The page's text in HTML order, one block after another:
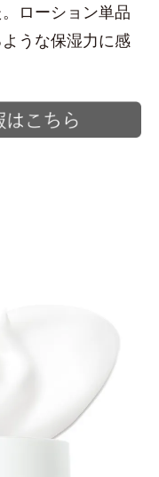
ローション単品
うな保湿力に感